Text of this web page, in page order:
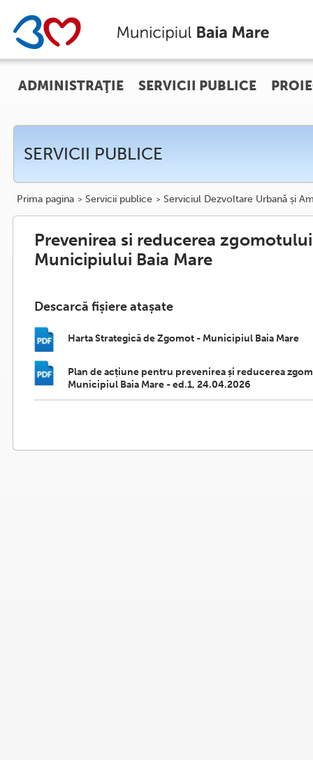
SERVICII PUBLICE
Prima pagina Servicii publice Serviciul Dezvoltare Urbană și
Prevenirea si reducerea
Municipiului Baia Mare
Descarcă fișiere atașate
Harta Strategică de Zgomot - Municipiul Baia Mare
Plan de acțiune pentru prevenirea și reducerea
Municipiul Baia Mare - ed.1, 24.04.2026
ADMINISTRAŢIE SERVICII PUBLICE